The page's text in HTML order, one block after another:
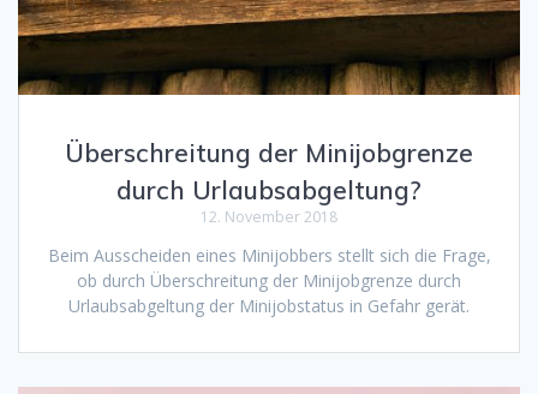
Überschreitung der Minijobgrenze
durch Urlaubsabgeltung?
12. November 2018
Beim Ausscheiden eines Minijobbers stellt sich die Frage,
ob durch Überschreitung der Minijobgrenze durch
Urlaubsabgeltung der Minijobstatus in Gefahr gerät.